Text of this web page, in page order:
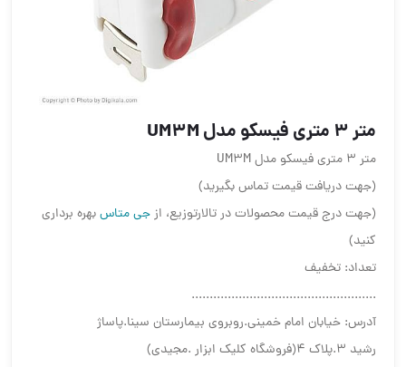
متر 3 متری فیسکو مدل UM3M
متر 3 متری فیسکو مدل UM3M
(جهت دریافت قیمت تماس بگیرید)
(جهت درج قیمت محصولات در تالارتوزیع، ازجی متاسبهره برداری
کنید)
تعداد: تخفیف
...................................................
آدرس: خیابان امام خمینی.روبروی بیمارستان سینا.پاساژ
رشید ۳.پلاک ۴(فروشگاه کلیک ابزار .مجیدی)